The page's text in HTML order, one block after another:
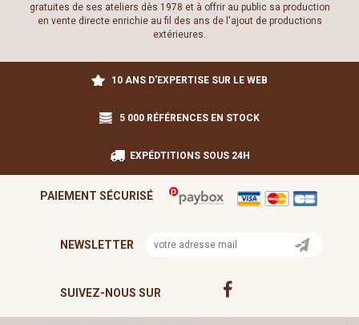
gratuites de ses ateliers dès 1978 et à offrir au public sa production
en vente directe enrichie au fil des ans de l'ajout de productions
extérieures.
10 ANS D'EXPERTISE SUR LE WEB
5 000 RÉFÉRENCES EN STOCK
EXPÉDTITIONS SOUS 24H
PAIEMENT SÉCURISÉ
NEWSLETTER
SUIVEZ-NOUS SUR